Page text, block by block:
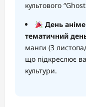
культового
День
тематичний
манги (3
що підкреслює
культури.